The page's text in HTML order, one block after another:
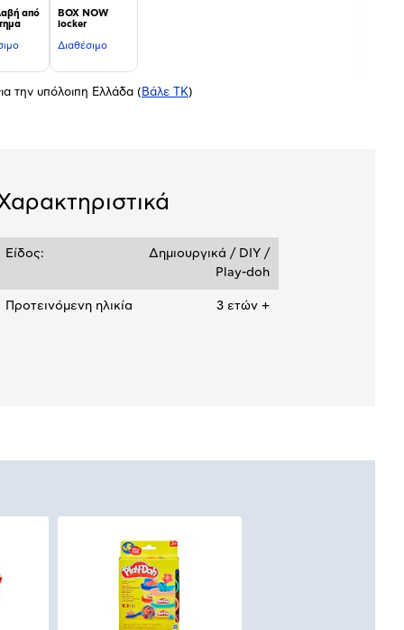
από
BOX NOW
locker
Διαθέσιμο
την υπόλοιπη Ελλάδα ( Βάλε ΤΚ)
Είδος:
Δημιουργικά / DIY /
Play-doh
Προτεινόμενη ηλικία 3 ετών +